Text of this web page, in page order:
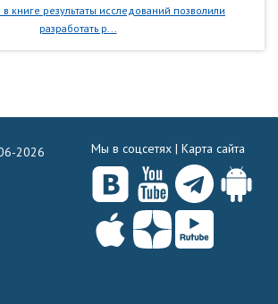
книге результаты исследований позволили
разработать р...
2026 Мы в соцсетях | Карта сайта